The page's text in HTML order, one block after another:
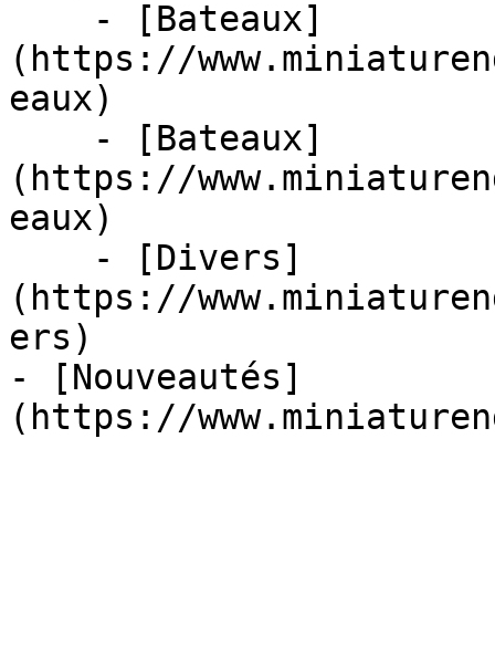
(https://
eaux)
(https://
eaux)
(https://
ers)
- [Nouveautés]